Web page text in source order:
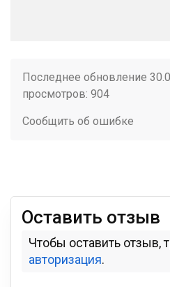
Последнее обновление
просмотров: 904
Сообщить об ошибке
Оставить отзыв
Чтобы оставить отзыв,
авторизация.